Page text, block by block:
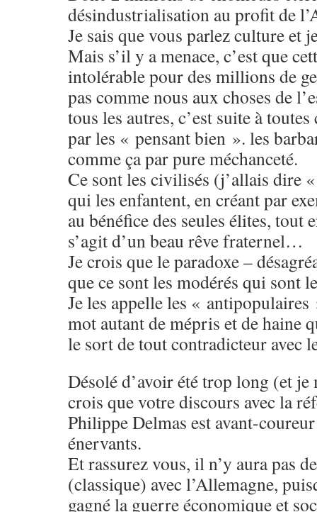
désindustrialisation au profit de
Je sais que vous parlez culture et
Mais s’il y a menace, c’est que
intolérable pour des millions de
pas comme nous aux choses de
tous les autres, c’est suite à
par les « pensant bien ». les
comme ça par pure méchanceté.
Ce sont les civilisés (j’allais dire
qui les enfantent, en créant par
au bénéfice des seules élites, tout
s’agit d’un beau rêve fraternel…
Je crois que le paradoxe –
que ce sont les modérés qui sont
Je les appelle les « antipopulaires
mot autant de mépris et de haine
le sort de tout contradicteur avec
Désolé d’avoir été trop long (et
crois que votre discours avec la
Philippe Delmas est avant-
énervants.
Et rassurez vous, il n’y aura pas
(classique) avec l’Allemagne,
gagné la guerre économique et